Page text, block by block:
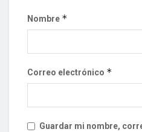
Nombre *
Correo electrónico *
Guardar mi nombre,